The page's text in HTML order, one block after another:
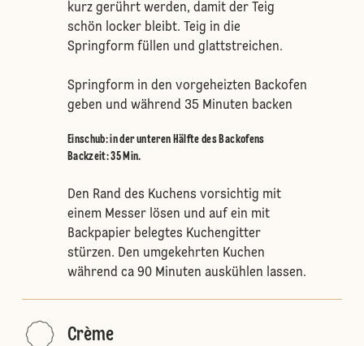
kurz gerührt werden, damit der Teig
schön locker bleibt. Teig in die
Springform füllen und glattstreichen.
Springform in den vorgeheizten Backofen
geben und während 35 Minuten backen
Einschub:in der unteren Hälfte des Backofens
Backzeit: 35 Min.
Den Rand des Kuchens vorsichtig mit
einem Messer lösen und auf ein mit
Backpapier belegtes Kuchengitter
stürzen. Den umgekehrten Kuchen
während ca 90 Minuten auskühlen lassen.
Crème